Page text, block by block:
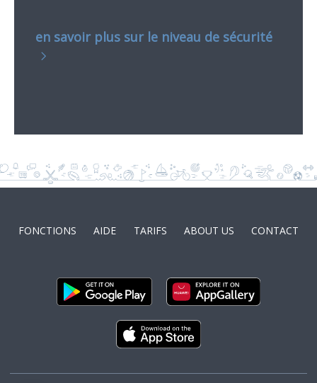
en savoir plus sur le niveau de sécurité
FONCTIONS AIDE TARIFS ABOUT US CONTACT